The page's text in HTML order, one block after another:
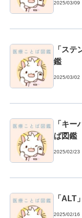
2025/03/09
「ス
鑑
2025/03/02
「キ
ば図鑑
2025/02/23
「ALT
2025/02/16